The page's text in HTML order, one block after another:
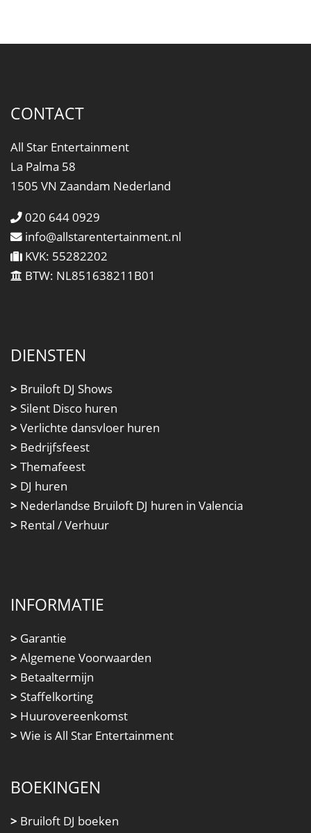
CONTACT
All Star Entertainment
La Palma 58
1505 VN Zaandam Nederland
020 644 0929
info@allstarentertainment.nl
KVK: 55282202
BTW: NL851638211B01
DIENSTEN
> Bruiloft DJ Shows
> Silent Disco huren
> Verlichte dansvloer huren
> Bedrijfsfeest
> Themafeest
> DJ huren
> Nederlandse Bruiloft DJ huren in Valencia
> Rental / Verhuur
INFORMATIE
> Garantie
> Algemene Voorwaarden
> Betaaltermijn
> Staffelkorting
> Huurovereenkomst
> Wie is All Star Entertainment
BOEKINGEN
> Bruiloft DJ boeken